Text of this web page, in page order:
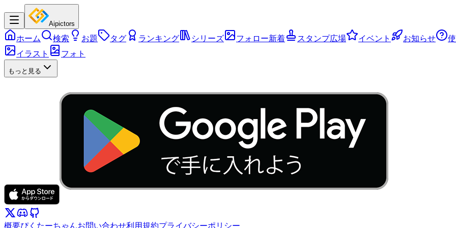
Aipictors
ホーム 検索 お題 タグ ランキング シリーズ フォロー新着 スタンプ広場 イベント お知らせ
イラスト
フォト
もっと見る
概要ぴくたーちゃんお問い合わせ利用規約プライバシーポリシー